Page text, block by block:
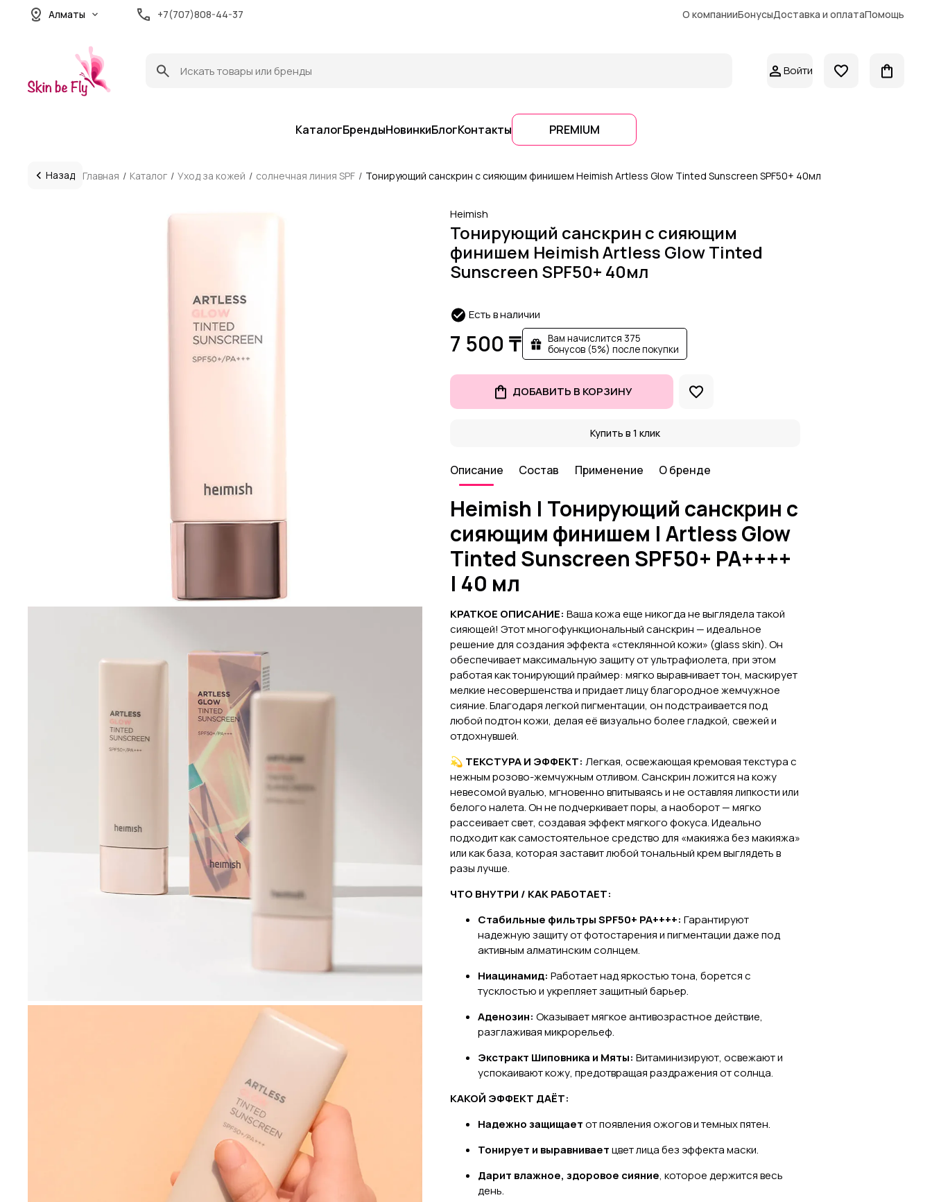
Алматы +7(707)808-44-37 О компанииБонусыДоставка и оплатаПомощь
Войти
КаталогБрендыНовинкиБлогКонтакты PREMIUM
Назад Главная Каталог Уход за кожей солнечная линия SPF Тонирующий санскрин с сияющим финишем Heimish Artless Glow Tinted Sunscreen SPF50+ 40мл
Heimish
Тонирующий санскрин с сияющим
финишем Heimish Artless Glow Tinted
Sunscreen SPF50+ 40мл
Есть в наличии
7 500 ₸
Вам начислится 375
бонусов (5%) после покупки
ДОБАВИТЬ В КОРЗИНУ
Купить в 1 клик
Описание
Heimish | Тонирующий санскрин с
сияющим финишем | Artless Glow
Tinted Sunscreen SPF50+ PA++++
| 40 мл
КРАТКОЕ ОПИСАНИЕ: Ваша кожа еще никогда не выглядела такой
сияющей! Этот многофункциональный санскрин — идеальное
решение для создания эффекта «стеклянной кожи» (glass skin). Он
обеспечивает максимальную защиту от ультрафиолета, при этом
работая как тонирующий праймер: мягко выравнивает тон, маскирует
мелкие несовершенства и придает лицу благородное жемчужное
сияние. Благодаря легкой пигментации, он подстраивается под
любой подтон кожи, делая её визуально более гладкой, свежей и
отдохнувшей.
💫 ТЕКСТУРА И ЭФФЕКТ: Легкая, освежающая кремовая текстура с
нежным розово-жемчужным отливом. Санскрин ложится на кожу
невесомой вуалью, мгновенно впитываясь и не оставляя липкости или
белого налета. Он не подчеркивает поры, а наоборот — мягко
рассеивает свет, создавая эффект мягкого фокуса. Идеально
подходит как самостоятельное средство для «макияжа без макияжа»
или как база, которая заставит любой тональный крем выглядеть в
разы лучше.
ЧТО ВНУТРИ / КАК РАБОТАЕТ:
Стабильные фильтры SPF50+ PA++++: Гарантируют
надежную защиту от фотостарения и пигментации даже под
активным алматинским солнцем.
Ниацинамид: Работает над яркостью тона, борется с
тусклостью и укрепляет защитный барьер.
Аденозин: Оказывает мягкое антивозрастное действие,
разглаживая микрорельеф.
Экстракт Шиповника и Мяты: Витаминизируют, освежают и
успокаивают кожу, предотвращая раздражения от солнца.
КАКОЙ ЭФФЕКТ ДАЁТ:
Надежно защищаетот появления ожогов и темных пятен.
Тонирует и выравниваетцвет лица без эффекта маски.
Дарит влажное, здоровое сияние, которое держится весь
день.
Состав Применение О бренде